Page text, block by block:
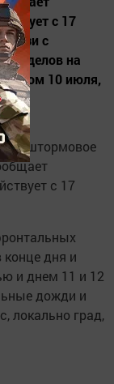
с 17
с
на
10 июля,
штормовое
с 17
конце дня и
и днем 11 и 12
дожди и
локально град,